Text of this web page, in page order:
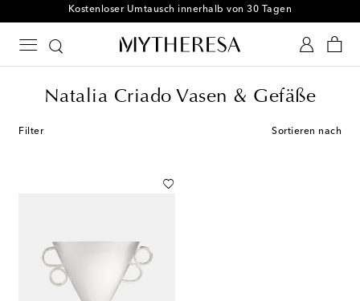
Kostenloser Umtausch innerhalb von 30 Tagen
Natalia Criado Vasen & Gefäße
Filter Sortieren nach